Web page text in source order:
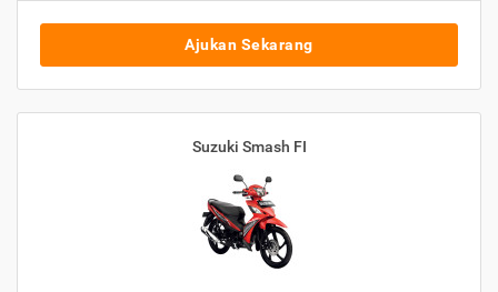
Ajukan Sekarang
Suzuki Smash FI